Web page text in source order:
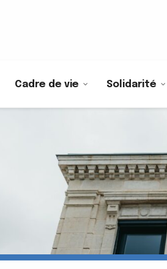
Cadre de vie Solidarité